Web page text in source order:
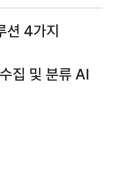
션 4가지
집 및 분류 AI